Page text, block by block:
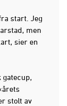
start. Jeg
men
sier en
stolt av